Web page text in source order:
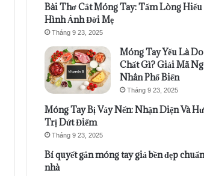
Bài Thơ Cắt Móng Tay: Tấm Lòng
Hình Ảnh Đời Mẹ
Tháng 9 23, 2025
Móng Tay Yếu Là
Chất Gì? Giải Mã
Nhân Phổ Biến
Tháng 9 23, 2025
Móng Tay Bị Vảy Nến: Nhận Diện Và
Trị Dứt Điểm
Tháng 9 23, 2025
Bí quyết gắn móng tay giả bền đẹp
nhà